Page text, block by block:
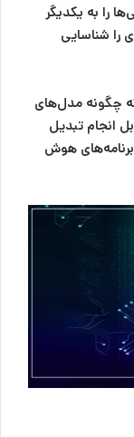
را به یکدیگر
را شناسایی
چگونه مدل‌های
انجام تبدیل
برنامه‌های هوش